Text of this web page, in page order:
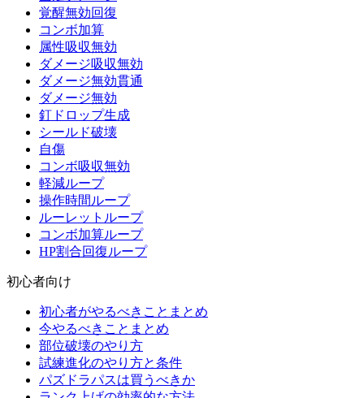
覚醒無効回復
コンボ加算
属性吸収無効
ダメージ吸収無効
ダメージ無効貫通
ダメージ無効
釘ドロップ生成
シールド破壊
自傷
コンボ吸収無効
軽減ループ
操作時間ループ
ルーレットループ
コンボ加算ループ
HP割合回復ループ
初心者向け
初心者がやるべきことまとめ
今やるべきことまとめ
部位破壊のやり方
試練進化のやり方と条件
パズドラパスは買うべきか